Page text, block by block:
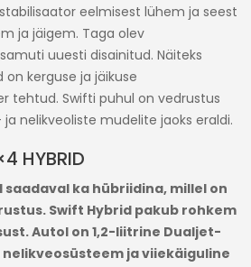
eelmisest lühem ja seest
ja jäigem. Taga olev
uuesti disainitud. Näiteks
kerguse ja jäikuse
tehtud. Swifti puhul on vedrustus
nelikveoliste mudelite jaoks eraldi.
HYBRID
saadaval ka hübriidina, millel on
Swift Hybrid pakub rohkem
Autol on 1,2-liitrine Dualjet-
ja viiekäiguline